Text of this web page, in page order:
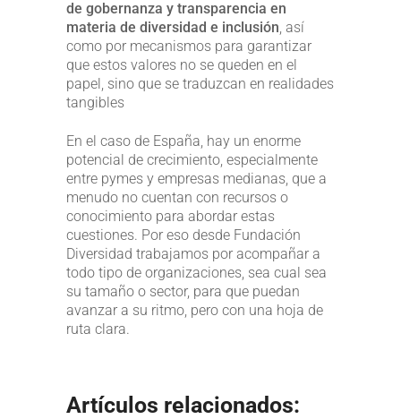
de gobernanza y transparencia en
materia de diversidad e inclusión, así
como por mecanismos para garantizar
que estos valores no se queden en el
papel, sino que se traduzcan en realidades
tangibles
En el caso de España, hay un enorme
potencial de crecimiento, especialmente
entre pymes y empresas medianas, que a
menudo no cuentan con recursos o
conocimiento para abordar estas
cuestiones. Por eso desde Fundación
Diversidad trabajamos por acompañar a
todo tipo de organizaciones, sea cual sea
su tamaño o sector, para que puedan
avanzar a su ritmo, pero con una hoja de
ruta clara.
Artículos relacionados: